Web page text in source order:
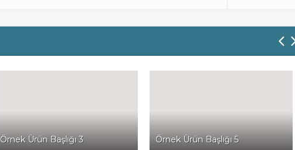
Örnek Ürün Başlığı 3 Örnek Ürün Başlığı 5